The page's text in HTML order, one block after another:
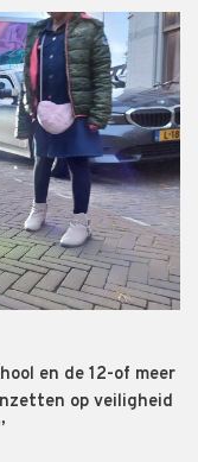
en de 12-of meer
op veiligheid